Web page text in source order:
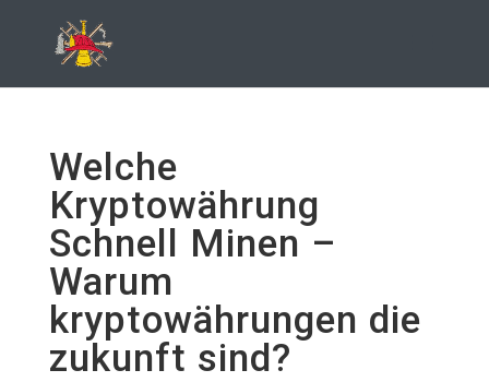
Welche
Kryptowährung
Schnell Minen –
Warum
kryptowährungen die
zukunft sind?